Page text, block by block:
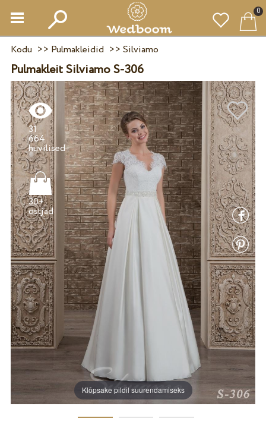
0
Kodu >> Pulmakleidid >> Silviamo
Pulmakleit Silviamo S-306
Klõpsake pildil suurendamiseks
31
664
huvilised
30+
ostjad